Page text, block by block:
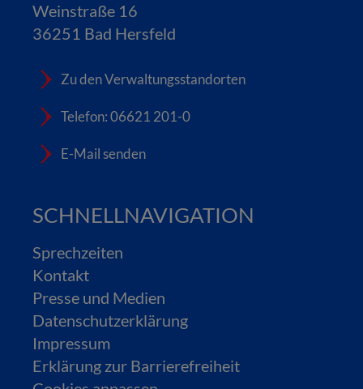
Weinstraße 16
36251 Bad Hersfeld
Zu den Verwaltungsstandorten
Telefon: 06621 201-0
E-Mail senden
SCHNELLNAVIGATION
Sprechzeiten
Kontakt
Presse und Medien
Datenschutzerklärung
Impressum
Erklärung zur Barrierefreiheit